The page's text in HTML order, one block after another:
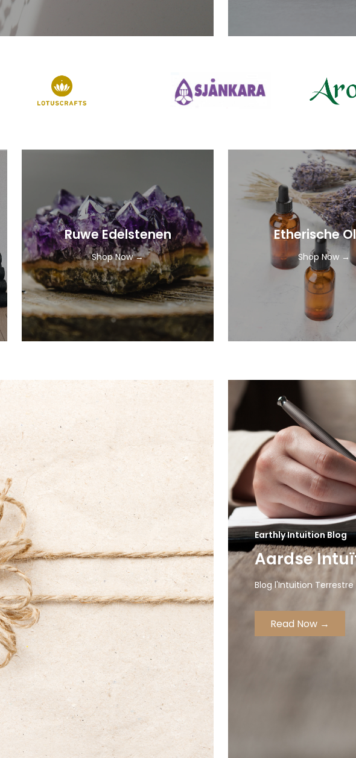
Ruwe Edelstenen
Shop Now →
Etherische
Shop Now →
Earthly Intuition Blog
Aardse
Blog l'Intuition Terrestre
Read Now →